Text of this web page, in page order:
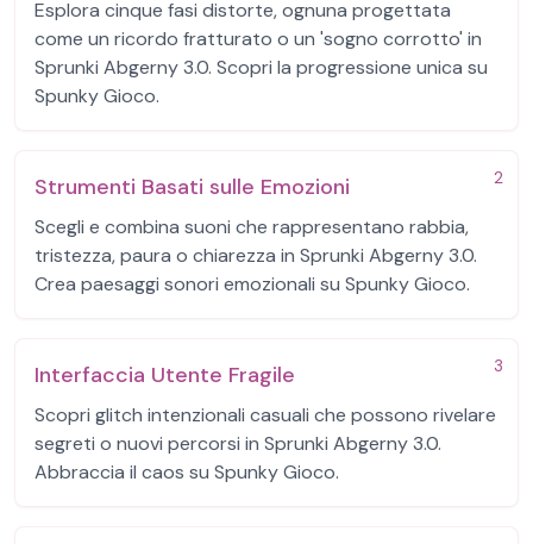
Esplora cinque fasi distorte, ognuna progettata
come un ricordo fratturato o un 'sogno corrotto' in
Sprunki Abgerny 3.0. Scopri la progressione unica su
Spunky Gioco.
2
Strumenti Basati sulle Emozioni
Scegli e combina suoni che rappresentano rabbia,
tristezza, paura o chiarezza in Sprunki Abgerny 3.0.
Crea paesaggi sonori emozionali su Spunky Gioco.
3
Interfaccia Utente Fragile
Scopri glitch intenzionali casuali che possono rivelare
segreti o nuovi percorsi in Sprunki Abgerny 3.0.
Abbraccia il caos su Spunky Gioco.